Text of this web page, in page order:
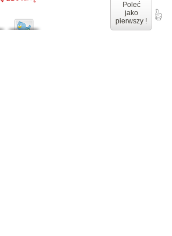
Poleć
jako
pierwszy !